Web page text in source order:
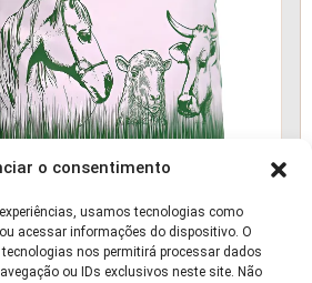
o consentimento
usamos tecnologias como
acessar informações do dispositivo. O
nos permitirá processar dados
ou IDs exclusivos neste site. Não